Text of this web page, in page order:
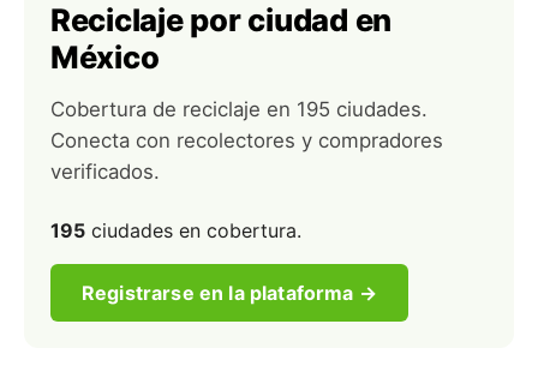
Reciclaje por ciudad en
México
Cobertura de reciclaje en 195 ciudades.
Conecta con recolectores y compradores
verificados.
195 ciudades en cobertura.
Registrarse en la plataforma →